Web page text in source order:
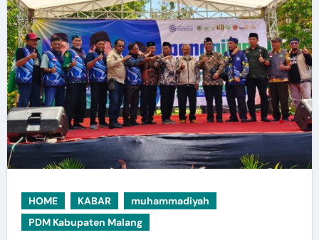
HOME KABAR
muhammadiyah
PDM Kabupaten Malang